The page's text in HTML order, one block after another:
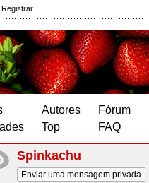
Registrar
Autores
Top
Fórum
FAQ
Spinkachu
Enviar uma mensagem privada